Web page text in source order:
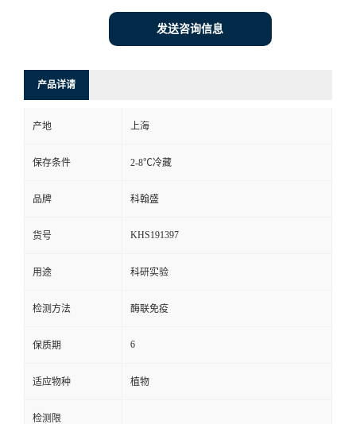
发送咨询信息
产品详请
产地 上海
保存条件 2-8℃冷藏
品牌 科翰盛
货号 KHS191397
用途 科研实验
检测方法 酶联免疫
保质期 6
适应物种 植物
检测限